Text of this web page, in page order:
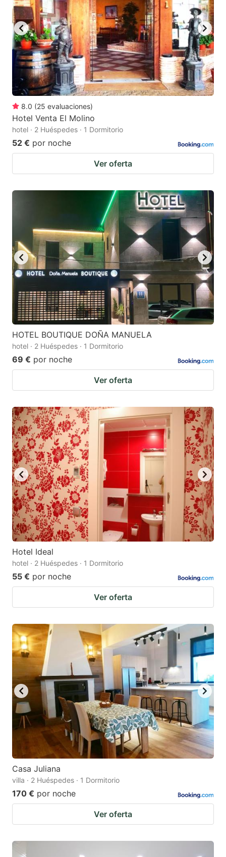
to
get
the
keyboard
shortcuts
for
changing
dates.
to
get
the
keyboard
shortcuts
for
8.0 (25 evaluaciones)
Hotel Venta El Molino
hotel · 2 Huéspedes · 1 Dormitorio
52 € por noche
Ver oferta
HOTEL BOUTIQUE DOÑA MANUELA
hotel · 2 Huéspedes · 1 Dormitorio
69 € por noche
Ver oferta
Hotel Ideal
hotel · 2 Huéspedes · 1 Dormitorio
55 € por noche
Ver oferta
Casa Juliana
villa · 2 Huéspedes · 1 Dormitorio
170 € por noche
Ver oferta